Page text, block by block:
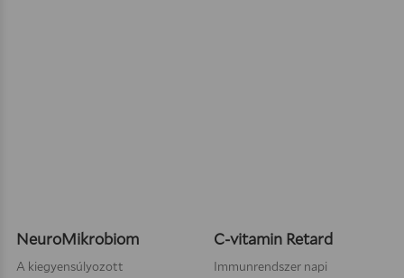
NeuroMikrobiom
A kiegyensúlyozott
C-vitamin Retard
Immunrendszer napi